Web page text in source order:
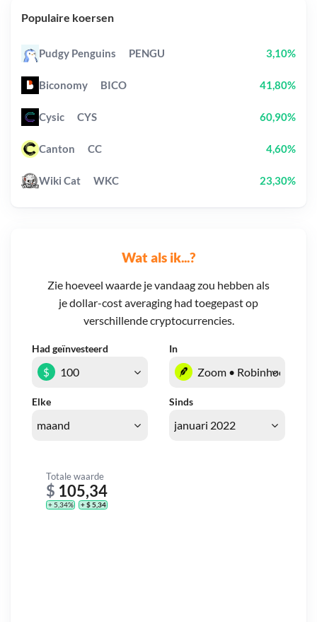
Wat als ik...?
Zie hoeveel waarde je vandaag zou hebben als
je dollar-cost averaging had toegepast op
verschillende cryptocurrencies.
Had geïnvesteerd In
Elke Sinds
$
Totale waarde
$ 105,34
+ 5,34% + $ 5,34
Populaire koersen
Pudgy Penguins PENGU 3,10%
Biconomy BICO 41,80%
Cysic CYS 60,90%
Canton CC 4,60%
Wiki Cat WKC 23,30%